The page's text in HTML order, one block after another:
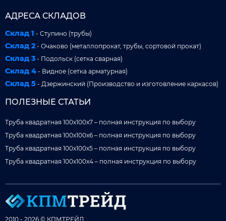
АДРЕСА СКЛАДОВ
Склад 1 - Ступино (трубы)
Склад 2 - Очаково (металлопрокат, трубы, сортовой прокат)
Склад 3 - Подольск (сетка сварная)
Склад 4 - Видное (сетка арматурная)
Склад 5 - Дзержинский (Производство и изготовление каркасов)
ПОЛЕЗНЫЕ СТАТЬИ
Труба квадратная 100x100x7 – полная инструкция по выбору
Труба квадратная 100x100x6 – полная инструкция по выбору
Труба квадратная 100x100x5 – полная инструкция по выбору
Труба квадратная 100x100x4 – полная инструкция по выбору
2010 - 2026 © КПМТРЕЙД